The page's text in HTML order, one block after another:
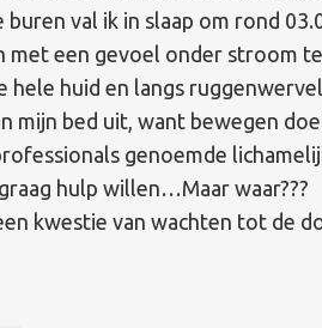
buren val ik in slaap om rond
met een gevoel onder stroom
hele huid en langs
mijn bed uit, want bewegen
genoemde
hulp willen…Maar waar???
kwestie van wachten tot de